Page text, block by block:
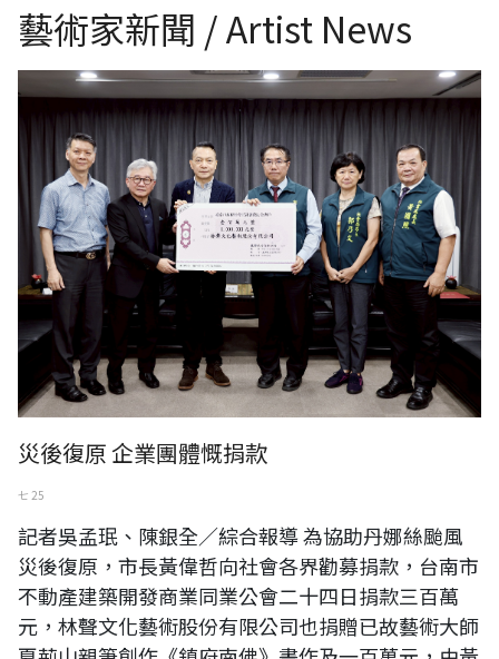
藝術家新聞 / Artist News
災後復原 企業團體慨捐款
災後復原 企業團體慨捐款
七 25
記者吳孟珉、陳銀全∕綜合報導 為協助丹娜絲颱風
災後復原，市長黃偉哲向社會各界勸募捐款，台南市
不動產建築開發商業同業公會二十四日捐款三百萬
元，林聲文化藝術股份有限公司也捐贈已故藝術大師